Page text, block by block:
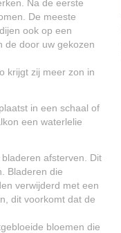
Na de eerste
De meeste
ook op een
de door uw gekozen
krijgt zij meer zon in
in een schaal of
een waterlelie
afsterven. Dit
Bladeren die
verwijderd met een
dit voorkomt dat de
bloemen die